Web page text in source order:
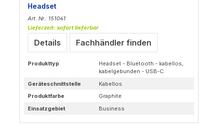
Headset
Art. Nr.: 151041
Lieferzeit: sofort lieferbar
Details Fachhändler finden
Produkttyp
Headset - Bluetooth - kabellos,
kabelgebunden - USB-C
Geräteschnittstelle
Kabellos
Produktfarbe
Graphite
Einsatzgebiet
Business